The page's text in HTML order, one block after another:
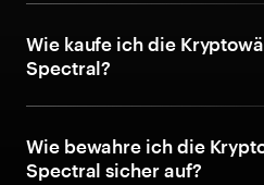
Wie kaufe ich die
Spectral?
Wie bewahre ich die
Spectral sicher auf?